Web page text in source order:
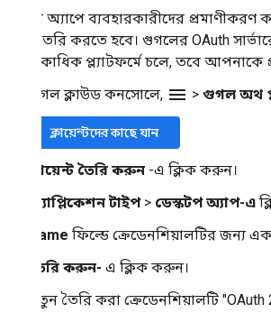
আপনার অ্যাপে ব্যবহারকারীদের
আইডি তৈরি করতে হবে। গুগলের OAuth
অ্যাপ একাধিক প্ল্যাটফর্মে চলে, তবে আপনাকে
গুগল ক্লাউড কনসোলে, menu > গুগল অথ
ক্লায়েন্টদের কাছে যান
ক্লায়েন্ট তৈরি করুন -এ ক্লিক করুন।
অ্যাপ্লিকেশন টাইপ > ডেস্কটপ অ্যাপ-এ
Name ফিল্ডে ক্রেডেনশিয়ালটির জন্য
তৈরি করুন- এ ক্লিক করুন।
নতুন তৈরি করা ক্রেডেনশিয়ালটি